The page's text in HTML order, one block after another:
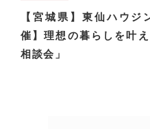
【宮城県】東仙ハウ
催】理想の暮らしを叶
相談会」